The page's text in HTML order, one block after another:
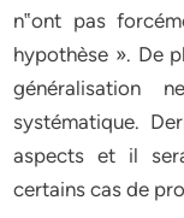
n‟ont pas
hypothèse ». De
généralisation
systématique.
aspects et il
certains cas de